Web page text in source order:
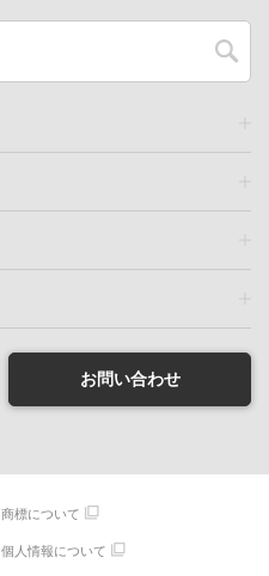
お問い合わせ
商標について
個人情報について